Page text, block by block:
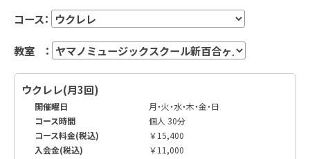
コース：
教室 ：
ウクレレ(月3回)
開催曜日
月・火・水・木・金・日
コース時間
個人 30分
コース料金(税込)
￥15,400
入会金(税込)
￥11,000